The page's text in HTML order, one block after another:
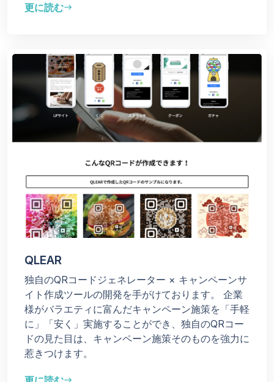
更に読むeast
QLEAR
独自のQRコードジェネレーター × キャンペーンサ
イト作成ツールの開発を手がけております。 企業
様がバラエティに富んだキャンペーン施策を「手軽
に」「安く」実施することができ、独自のQRコー
ドの見た目は、キャンペーン施策そのものを強力に
惹きつけます。
east